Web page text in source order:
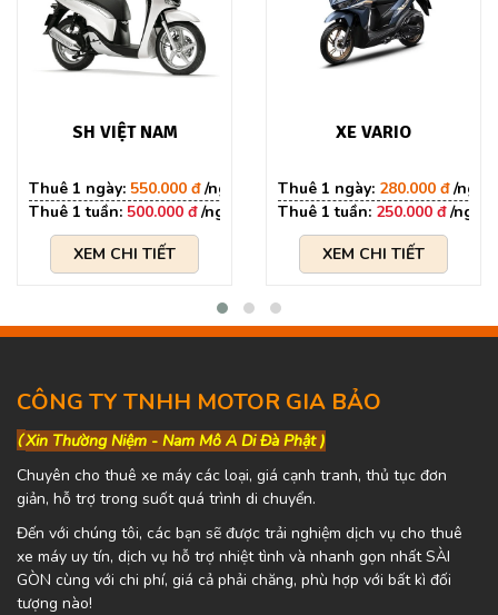
SH VIỆT NAM
550.000 đ
500.000 đ
XEM CHI TIẾT
XE VARIO
280.000 đ
250.000 đ
XEM CHI TIẾT
CÔNG TY TNHH MOTOR GIA BẢO
(Xin Thường Niệm - Nam Mô A Di Đà Phật )
Chuyên cho thuê xe máy các loại, giá cạnh tranh, thủ tục đơn
giản, hỗ trợ trong suốt quá trình di chuyển.
Đến với chúng tôi, các bạn sẽ được trải nghiệm dịch vụ cho thuê
xe máy uy tín, dịch vụ hỗ trợ nhiệt tình và nhanh gọn nhất SÀI
GÒN cùng với chi phí, giá cả phải chăng, phù hợp với bất kì đối
tượng nào!